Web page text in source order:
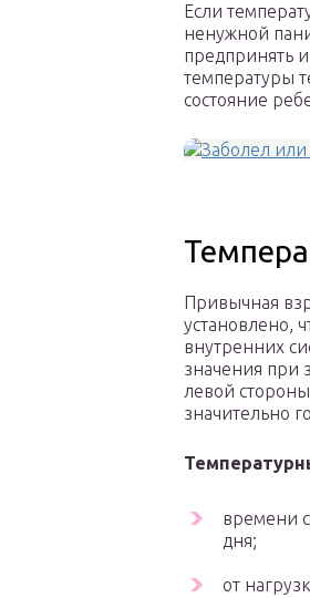
Если
ненужной
предпринять
температуры
состояние
Привычная
установлено,
внутренних
значения при
левой
значительно
времени
дня;
от